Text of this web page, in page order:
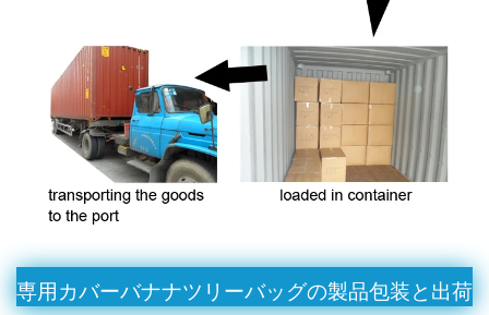
専用カバーバナナツリーバッグの製品包装と出荷